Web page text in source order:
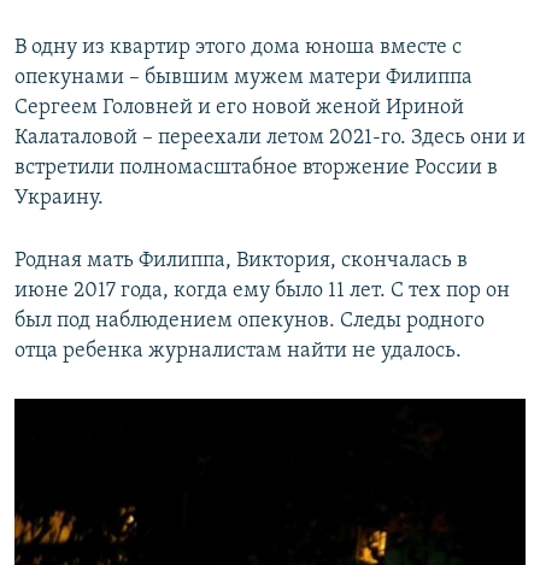
В одну из квартир этого дома юноша вместе с
опекунами – бывшим мужем матери Филиппа
Сергеем Головней и его новой женой Ириной
Калаталовой – переехали летом 2021-го. Здесь они и
встретили полномасштабное вторжение России в
Украину.
Родная мать Филиппа, Виктория, скончалась в
июне 2017 года, когда ему было 11 лет. С тех пор он
был под наблюдением опекунов. Следы родного
отца ребенка журналистам найти не удалось.